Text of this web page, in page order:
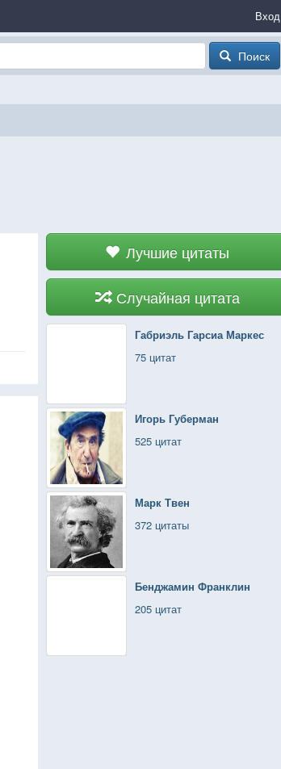
Вход
Поиск
Лучшие цитаты
Случайная цитата
Габриэль Гарсиа Маркес
75 цитат
Игорь Губерман
525 цитат
Марк Твен
372 цитаты
Бенджамин Франклин
205 цитат